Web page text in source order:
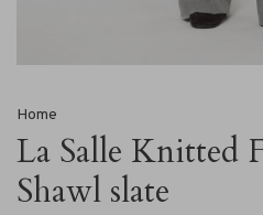
Home
La Salle Knitted
Shawl slate